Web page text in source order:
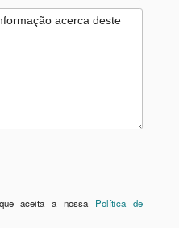
aceita a nossa Política de